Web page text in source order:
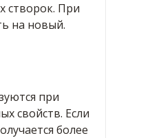
створок. При
на новый.
при
свойств. Если
более